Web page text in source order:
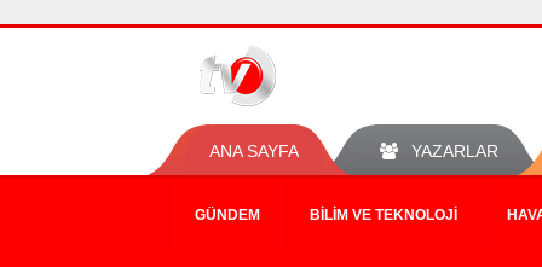
ANA SAYFA YAZARLAR
GÜNDEM BILIM VE TEKNOLOJI